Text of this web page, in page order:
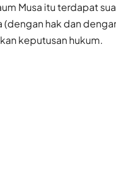
Musa itu terdapat
(dengan hak dan
keputusan hukum.